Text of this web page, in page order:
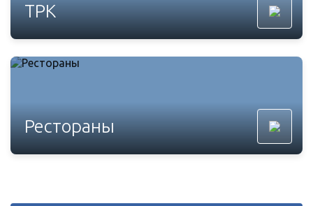
ТРК
Рестораны